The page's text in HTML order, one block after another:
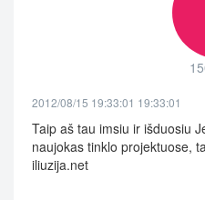
2012/08/15 19:33:01 19:33:01
Taip aš tau imsiu ir išduosiu
naujokas tinklo projektuose,
iliuzija.net